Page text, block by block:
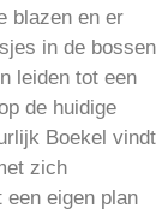
blazen en er
in de bossen
leiden tot een
de huidige
Boekel vindt
zich
een eigen plan